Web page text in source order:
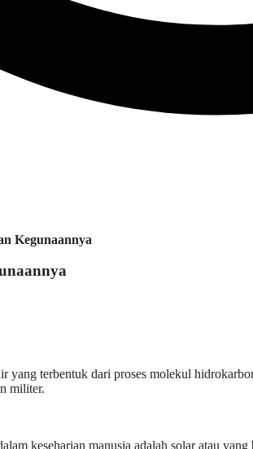
Kegunaannya
yang terbentuk dari proses molekul
militer.
keseharian manusia adalah solar atau